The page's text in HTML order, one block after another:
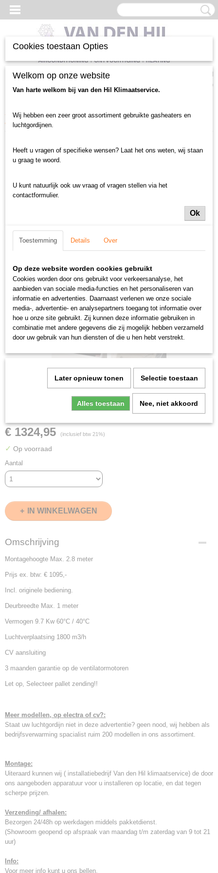
Inloggen Registreren
(0)
Home >Luchtgordijnen en toebehoren>Luchtgordijn gebruikt>
deurbreedte tot 1 meter
> Centrale Verwarming LSA luchtgordijn (690)
LSA luchtgordijn (690)
€ 1324,95 (inclusief btw 21%)
✓ Op voorraad
Aantal
IN WINKELWAGEN
Omschrijving
Montagehoogte Max. 2.8 meter
Prijs ex. btw: € 1095,-
Incl. originele bediening.
Deurbreedte Max. 1 meter
Vermogen 9.7 Kw 60°C / 40°C
Luchtverplaatsing 1800 m3/h
CV aansluiting
3 maanden garantie op de ventilatormotoren
Let op, Selecteer pallet zending!!
Meer modellen, op electra of cv?:
Staat uw luchtgordijn niet in deze advertentie? geen nood, wij hebben als
bedrijfsverwarming spacialist ruim 200 modellen in ons assortiment.
Montage:
Uiteraard kunnen wij ( installatiebedrijf Van den Hil klimaatservice) de door
ons aangeboden apparatuur voor u installeren op locatie, en dat tegen
scherpe prijzen.
Verzending/ afhalen:
Bezorgen 24/48h op werkdagen middels pakketdienst.
(Showroom geopend op afspraak van maandag t/m zaterdag van 9 tot 21
uur)
Info:
Voor meer info kunt u ons bellen.
Cookies toestaan Opties
Welkom op onze website
Van harte welkom bij van den Hil Klimaatservice.
Wij hebben een zeer groot assortiment gebruikte gasheaters en
luchtgordijnen.
Heeft u vragen of specifieke wensen? Laat het ons weten, wij staan
u graag te woord.
U kunt natuurlijk ook uw vraag of vragen stellen via het
contactformulier.
Ok
Toestemming Details Over
Op deze website worden cookies gebruikt
Cookies worden door ons gebruikt voor verkeersanalyse, het
aanbieden van sociale media-functies en het personaliseren van
informatie en advertenties. Daarnaast verlenen we onze sociale
media-, advertentie- en analysepartners toegang tot informatie over
hoe u onze site gebruikt. Zij kunnen deze informatie gebruiken in
combinatie met andere gegevens die zij mogelijk hebben verzameld
door uw gebruik van hun diensten of die u hen hebt verstrekt.
Later opnieuw tonen Selectie toestaan
Alles toestaan Nee, niet akkoord